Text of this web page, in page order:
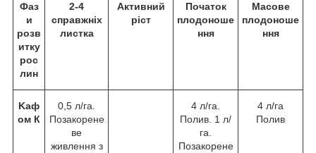
Фаз
и
розв
итку
рос
лин
2-4
справжніх
листка
Активний
ріст
Початок
плодоноше
ння
Масове
плодоноше
ння
Kаф
ом К
0,5 л/га.
Позакорене
ве
живлення з
4 л/га.
Полив. 1 л/
га.
Позакорене
4 л/га
Полив